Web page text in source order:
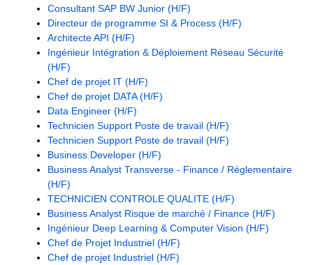
Consultant SAP BW Junior (H/F)
Directeur de programme SI & Process (H/F)
Architecte API (H/F)
Ingénieur Intégration & Déploiement Réseau Sécurité
(H/F)
Chef de projet IT (H/F)
Chef de projet DATA (H/F)
Data Engineer (H/F)
Technicien Support Poste de travail (H/F)
Technicien Support Poste de travail (H/F)
Business Developer (H/F)
Business Analyst Transverse - Finance / Réglementaire
(H/F)
TECHNICIEN CONTROLE QUALITE (H/F)
Business Analyst Risque de marché / Finance (H/F)
Ingénieur Deep Learning & Computer Vision (H/F)
Chef de Projet Industriel (H/F)
Chef de projet Industriel (H/F)